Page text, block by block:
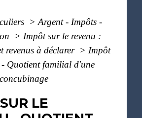
> Argent - Impôts -
> Impôt sur le revenu :
revenus à déclarer > Impôt
- Quotient familial d'une
LE